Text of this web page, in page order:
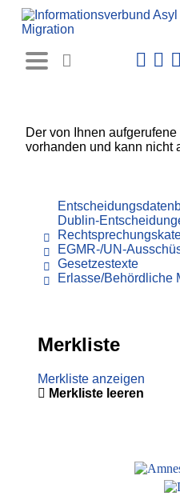
Der von Ihnen
vorhanden und kann nicht
Dublin-
EGMR-/UN-
Gesetzestexte
Erlasse/Behördliche
Merkliste
Merkliste anzeigen
Merkliste leeren